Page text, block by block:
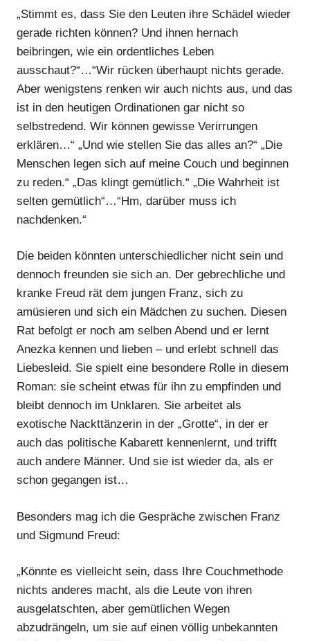
„Stimmt es, dass Sie den Leuten ihre Schädel wieder
gerade richten können? Und ihnen hernach
beibringen, wie ein ordentliches Leben
ausschaut?“…“Wir rücken überhaupt nichts gerade.
Aber wenigstens renken wir auch nichts aus, und das
ist in den heutigen Ordinationen gar nicht so
selbstredend. Wir können gewisse Verirrungen
erklären…“ „Und wie stellen Sie das alles an?“ „Die
Menschen legen sich auf meine Couch und beginnen
zu reden.“ „Das klingt gemütlich.“ „Die Wahrheit ist
selten gemütlich“…“Hm, darüber muss ich
nachdenken.“
Die beiden könnten unterschiedlicher nicht sein und
dennoch freunden sie sich an. Der gebrechliche und
kranke Freud rät dem jungen Franz, sich zu
amüsieren und sich ein Mädchen zu suchen. Diesen
Rat befolgt er noch am selben Abend und er lernt
Anezka kennen und lieben – und erlebt schnell das
Liebesleid. Sie spielt eine besondere Rolle in diesem
Roman: sie scheint etwas für ihn zu empfinden und
bleibt dennoch im Unklaren. Sie arbeitet als
exotische Nackttänzerin in der „Grotte“, in der er
auch das politische Kabarett kennenlernt, und trifft
auch andere Männer. Und sie ist wieder da, als er
schon gegangen ist…
Besonders mag ich die Gespräche zwischen Franz
und Sigmund Freud:
„Könnte es vielleicht sein, dass Ihre Couchmethode
nichts anderes macht, als die Leute von ihren
ausgelatschten, aber gemütlichen Wegen
abzudrängeln, um sie auf einen völlig unbekannten